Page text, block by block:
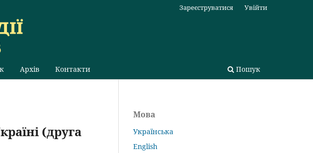
Архів Контакти Пошук
Зареєструватися Увійти
(друга
Мова
Українська
English